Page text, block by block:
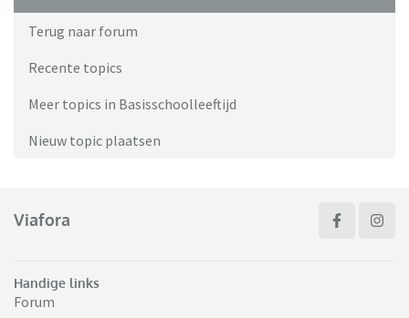
Terug naar forum
Recente topics
Meer topics in Basisschoolleeftijd
Nieuw topic plaatsen
Viafora
Handige links
Forum